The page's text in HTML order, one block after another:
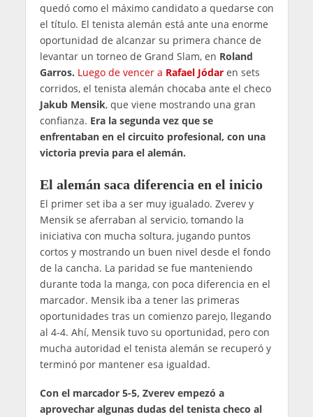
quedó como el máximo candidato a quedarse con
el título. El tenista alemán está ante una enorme
oportunidad de alcanzar su primera chance de
levantar un torneo de Grand Slam, en Roland
Garros. Luego de vencer a Rafael Jódaren sets
corridos, el tenista alemán chocaba ante el checo
Jakub Mensik, que viene mostrando una gran
confianza. Era la segunda vez que se
enfrentaban en el circuito profesional, con una
victoria previa para el alemán.
El alemán saca diferencia en el inicio
El primer set iba a ser muy igualado. Zverev y
Mensik se aferraban al servicio, tomando la
iniciativa con mucha soltura, jugando puntos
cortos y mostrando un buen nivel desde el fondo
de la cancha. La paridad se fue manteniendo
durante toda la manga, con poca diferencia en el
marcador. Mensik iba a tener las primeras
oportunidades tras un comienzo parejo, llegando
al 4-4. Ahí, Mensik tuvo su oportunidad, pero con
mucha autoridad el tenista alemán se recuperó y
terminó por mantener esa igualdad.
Con el marcador 5-5, Zverev empezó a
aprovechar algunas dudas del tenista checo al